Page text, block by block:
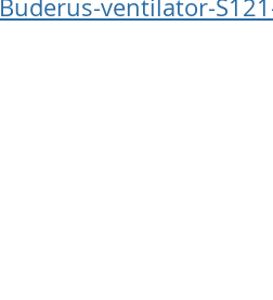
ventilator-